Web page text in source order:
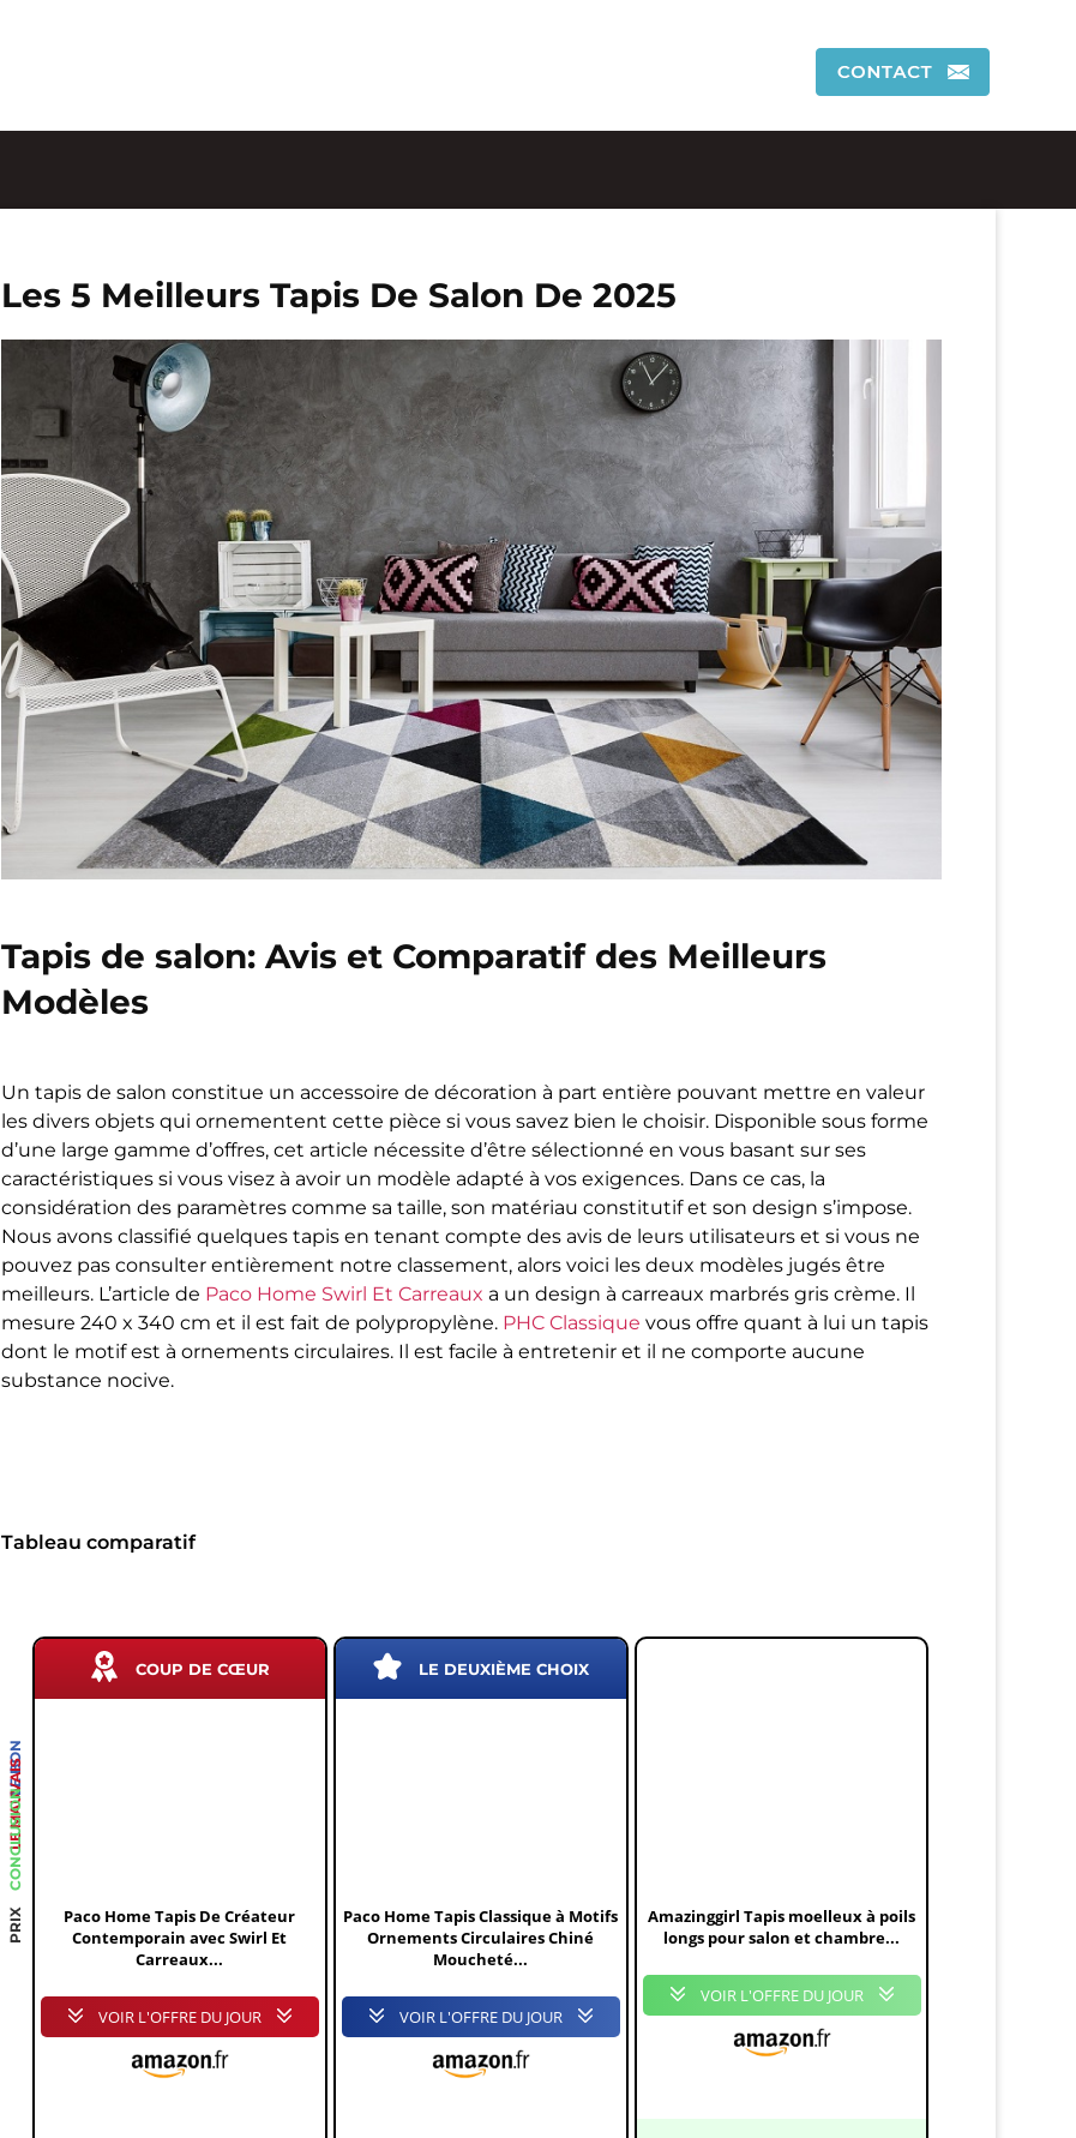
Les 5 Meilleurs Tapis De Salon De 2025
Tapis de salon: Avis et Comparatif des Meilleurs
Modèles
Un tapis de salon constitue un accessoire de décoration à part entière pouvant mettre en valeur
les divers objets qui ornementent cette pièce si vous savez bien le choisir. Disponible sous forme
d’une large gamme d’offres, cet article nécessite d’être sélectionné en vous basant sur ses
caractéristiques si vous visez à avoir un modèle adapté à vos exigences. Dans ce cas, la
considération des paramètres comme sa taille, son matériau constitutif et son design s’impose.
Nous avons classifié quelques tapis en tenant compte des avis de leurs utilisateurs et si vous ne
pouvez pas consulter entièrement notre classement, alors voici les deux modèles jugés être
meilleurs. L’article de Paco Home Swirl Et Carreaux a un design à carreaux marbrés gris crème. Il
mesure 240 x 340 cm et il est fait de polypropylène. PHC Classique vous offre quant à lui un tapis
dont le motif est à ornements circulaires. Il est facile à entretenir et il ne comporte aucune
substance nocive.
Tableau comparatif
LE BON
LE MAUVAIS
CONCLUSION
PRIX
COUP DE CŒUR
Paco Home Tapis De Créateur
Contemporain avec Swirl Et
Carreaux...
VOIR L'OFFRE DU JOUR
LE DEUXIÈME CHOIX
Paco Home Tapis Classique à Motifs
Ornements Circulaires Chiné
Moucheté...
VOIR L'OFFRE DU JOUR
Amazinggirl Tapis moelleux à poils
longs pour salon et chambre...
VOIR L'OFFRE DU JOUR